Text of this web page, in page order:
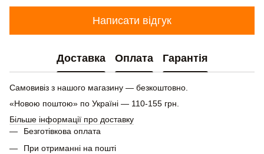
Написати відгук
Доставка Оплата Гарантія
Самовивіз з нашого магазину — безкоштовно.
«Новою поштою» по Україні — 110-155 грн.
Більше інформації про доставку
Безготівкова оплата
При отриманні на пошті